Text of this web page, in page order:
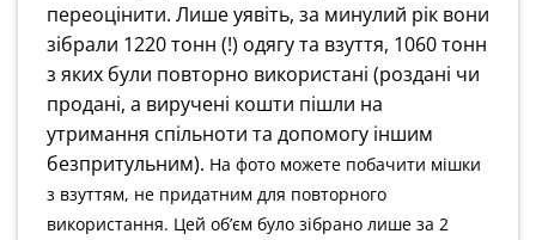
переоцінити. Лише уявіть, за минулий рік вони
зібрали 1220 тонн (!) одягу та взуття, 1060 тонн
з яких були повторно використані (роздані чи
продані, а виручені кошти пішли на
утримання спільноти та допомогу іншим
безпритульним). На фото можете побачити мішки
з взуттям, не придатним для повторного
використання. Цей об’єм було зібрано лише за 2